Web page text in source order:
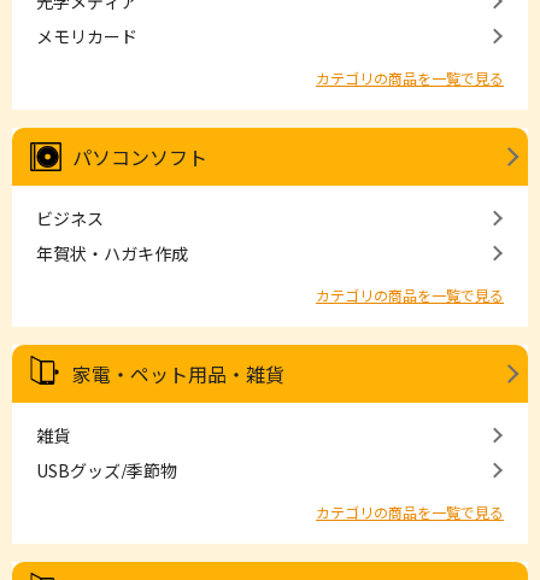
メモリカード
カテゴリの商品を一覧で見る
パソコンソフト
ビジネス
年賀状・ハガキ作成
カテゴリの商品を一覧で見る
家電・ペット用品・雑貨
雑貨
USBグッズ/季節物
カテゴリの商品を一覧で見る